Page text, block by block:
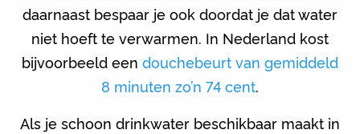
daarnaast bespaar je ook doordat je dat water
niet hoeft te verwarmen. In Nederland kost
bijvoorbeeld een douchebeurt van gemiddeld
8 minuten zo’n 74 cent
Als je schoon drinkwater beschikbaar maakt in